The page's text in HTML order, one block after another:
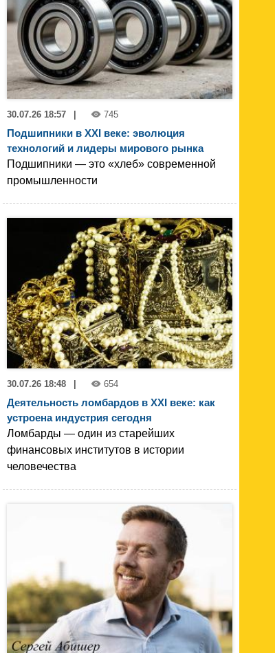
30.07.26 18:57 745
Подшипники в XXI веке: эволюция
технологий и лидеры мирового рынка
Подшипники — это «хлеб» современной
промышленности
30.07.26 18:48 | 654
Деятельность ломбардов в XXI веке: как
устроена индустрия сегодня
Ломбарды — один из старейших
финансовых институтов в истории
человечества